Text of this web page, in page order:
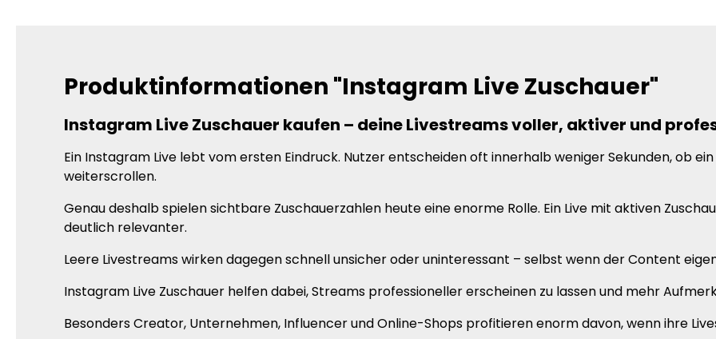
Produktinformationen "Instagram Live Zuschauer"
Instagram Live Zuschauer kaufen – deine Livestreams voller, aktiver und
Ein Instagram Live lebt vom ersten Eindruck. Nutzer entscheiden oft innerhalb weniger Sekunden, ob
weiterscrollen.
Genau deshalb spielen sichtbare Zuschauerzahlen heute eine enorme Rolle. Ein Live mit aktiven
deutlich relevanter.
Leere Livestreams wirken dagegen schnell unsicher oder uninteressant – selbst wenn der Content
Instagram Live Zuschauer helfen dabei, Streams professioneller erscheinen zu lassen und mehr
Besonders Creator, Unternehmen, Influencer und Online-Shops profitieren enorm davon, wenn ihre